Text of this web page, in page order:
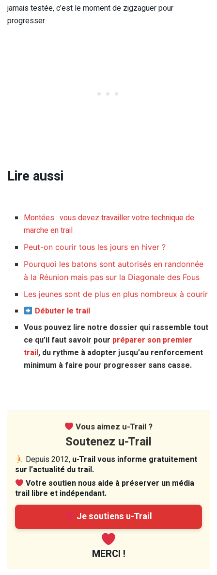
jamais testée, c’est le moment de zigzaguer pour
progresser.
Lire aussi
Montées : vous devez travailler votre technique de
marche en trail
Peut-on courir tous les jours en hiver ?
Pourquoi les batons sont autorisés en randonnée
à la Réunion mais pas sur la Diagonale des Fous
Les jeunes sont de plus en plus nombreux à courir
Débuter le trail
Vous pouvez lire notre dossier qui rassemble tout
ce qu’il faut savoir pour préparer son premier
trail, du rythme à adopter jusqu’au renforcement
minimum à faire pour progresser sans casse.
Vous aimez u-Trail ?
Soutenez u-Trail
Depuis 2012, u-Trail vous informe gratuitement
sur l’actualité du trail.
Votre soutien nous aide à préserver un média
trail libre et indépendant.
Je soutiens u-Trail
MERCI !